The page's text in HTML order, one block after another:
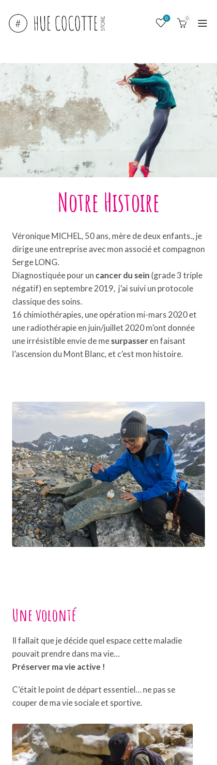
0 0
Notre Histoire
Véronique MICHEL, 50 ans, mère de deux enfants., je
dirige une entreprise avec mon associé et compagnon
Serge LONG.
Diagnostiquée pour un cancer du sein (grade 3 triple
négatif) en septembre 2019, j’ai suivi un protocole
classique des soins.
16 chimiothérapies, une opération mi-mars 2020 et
une radiothérapie en juin/juillet 2020 m’ont donnée
une irrésistible envie de mesurpasseren faisant
l’ascension du Mont Blanc, et c’est mon histoire.
Une volonté
Il fallait que je décide quel espace cette maladie
pouvait prendre dans ma vie…
Préserver ma vie active !
C’était le point de départ essentiel… ne pas se
couper de ma vie sociale et sportive.